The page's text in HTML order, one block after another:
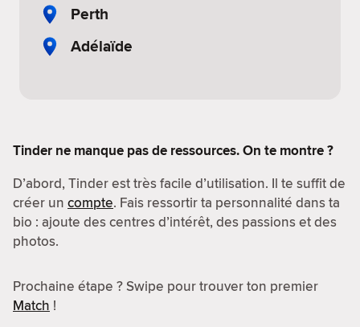
Perth
Adélaïde
Tinder ne manque pas de ressources. On te montre ?
D’abord, Tinder est très facile d’utilisation. Il te suffit de
créer un compte. Fais ressortir ta personnalité dans ta
bio : ajoute des centres d’intérêt, des passions et des
photos.
Prochaine étape ? Swipe pour trouver ton premier
Match !